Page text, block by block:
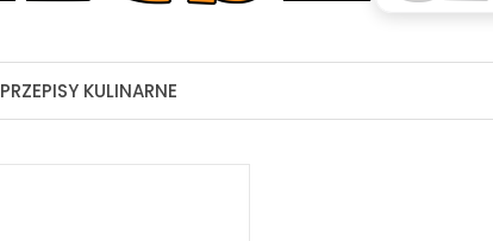
PRZEPISY KULINARNE